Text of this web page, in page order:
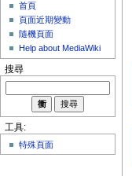
首頁
頁面近期變動
隨機頁面
Help about MediaWiki
搜尋
工具:
特殊頁面